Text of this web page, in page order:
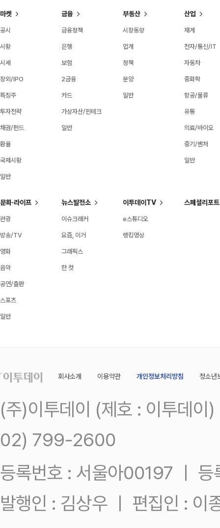
마켓
공시
시황
시세
장외/IPO
특징주
투자전략
채권/펀드
환율
국제시황
일반
금융
금융정책
은행
보험
2금융
카드
가상자산/핀테크
일반
부동산
시장동향
업계
정책
분양
일반
산업
재계
전자/통신/IT
자동차
중화학
항공/물류
유통
의료/바이오
중기/벤처
일반
문화·라이프
관광
방송/TV
영화
음악
공연/출판
스포츠
일반
뉴스발전소
이슈크래커
요즘, 이거
그래픽스
한 컷
이투데이TV
e스튜디오
랭킹영상
스페셜리포트
회사소개 이용약관 개인정보처리방침 청소년
(주)이투데이 (제호 : 이투데
02) 799-2600
등록번호 : 서울아00197 ㅣ
발행인 : 김상우 ㅣ 편집인 : 이